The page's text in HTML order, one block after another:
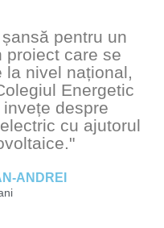
pentru un
proiect care se
la nivel național,
Energetic
despre
cu ajutorul
ANDREI